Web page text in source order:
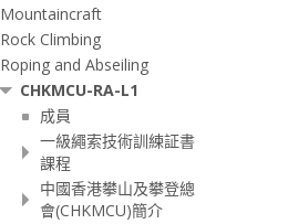
Mountaincraft
Rock Climbing
Roping and Abseiling
CHKMCU-RA-L1
成員
一級繩索技術訓練証書
課程
中國香港攀山及攀登總
會(CHKMCU)簡介